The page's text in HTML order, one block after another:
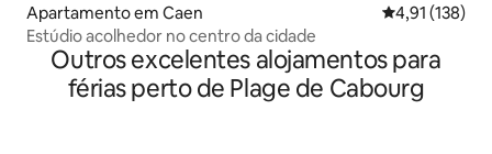
Apartamento em Caen Classificação
4,91 (138)
Estúdio acolhedor no centro da cidade
Outros excelentes alojamentos para
férias perto de Plage de Cabourg